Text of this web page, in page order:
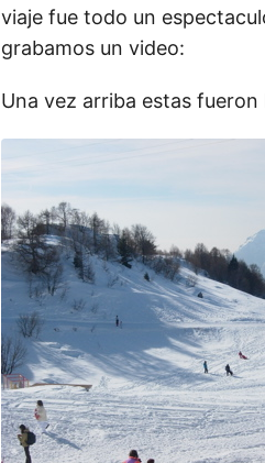
viaje fue todo un
grabamos un video:
Una vez arriba estas fueron